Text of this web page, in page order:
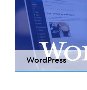
WordPress